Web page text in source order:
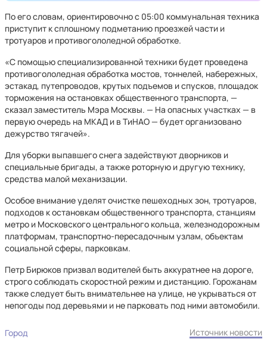
По его словам, ориентировочно с 05:00 коммунальная техника
приступит к сплошному подметанию проезжей части и
тротуаров и противогололедной обработке.
«С помощью специализированной техники будет проведена
противогололедная обработка мостов, тоннелей, набережных,
эстакад, путепроводов, крутых подъемов и спусков, площадок
торможения на остановках общественного транспорта, —
сказал заместитель Мэра Москвы. — На опасных участках — в
первую очередь на МКАД и в ТиНАО — будет организовано
дежурство тягачей».
Для уборки выпавшего снега задействуют дворников и
специальные бригады, а также роторную и другую технику,
средства малой механизации.
Особое внимание уделят очистке пешеходных зон, тротуаров,
подходов к остановкам общественного транспорта, станциям
метро и Московского центрального кольца, железнодорожным
платформам, транспортно-пересадочным узлам, объектам
социальной сферы, парковкам.
Петр Бирюков призвал водителей быть аккуратнее на дороге,
строго соблюдать скоростной режим и дистанцию. Горожанам
также следует быть внимательнее на улице, не укрываться от
непогоды под деревьями и не парковать под ними автомобили.
Город Источник новости